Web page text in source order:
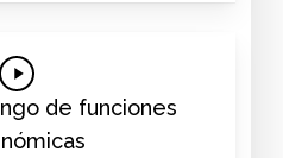
Play
de funciones